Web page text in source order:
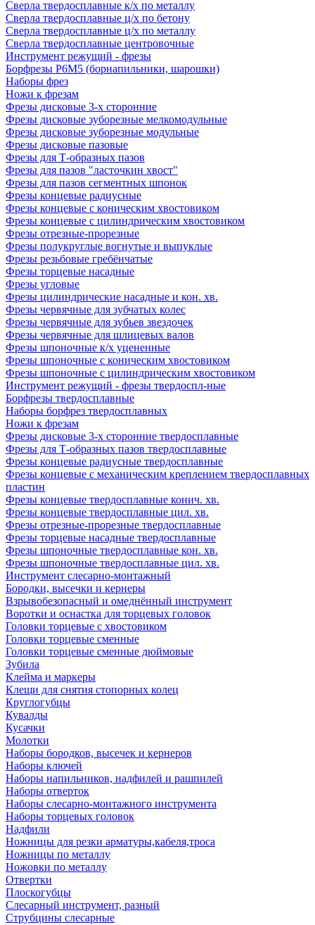
Сверла твердосплавные к/х по металлу
Сверла твердосплавные ц/х по бетону
Сверла твердосплавные ц/х по металлу
Сверла твердосплавные центровочные
Инструмент режущий - фрезы
Борфрезы Р6М5 (борнапильники, шарошки)
Наборы фрез
Ножи к фрезам
Фрезы дисковые 3-х сторонние
Фрезы дисковые зуборезные мелкомодульные
Фрезы дисковые зуборезные модульные
Фрезы дисковые пазовые
Фрезы для Т-образных пазов
Фрезы для пазов "ласточкин хвост"
Фрезы для пазов сегментных шпонок
Фрезы концевые радиусные
Фрезы концевые с коническим хвостовиком
Фрезы концевые с цилиндрическим хвостовиком
Фрезы отрезные-прорезные
Фрезы полукруглые вогнутые и выпуклые
Фрезы резьбовые гребёнчатые
Фрезы торцевые насадные
Фрезы угловые
Фрезы цилиндрические насадные и кон. хв.
Фрезы червячные для зубчатых колес
Фрезы червячные для зубьев звездочек
Фрезы червячные для шлицевых валов
Фрезы шпоночные к/х уцененные
Фрезы шпоночные с коническим хвостовиком
Фрезы шпоночные с цилиндрическим хвостовиком
Инструмент режущий - фрезы твердоспл-ные
Борфрезы твердосплавные
Наборы борфрез твердосплавных
Ножи к фрезам
Фрезы дисковые 3-х сторонние твердосплавные
Фрезы для Т-образных пазов твердосплавные
Фрезы концевые радиусные твердосплавные
Фрезы концевые с механическим креплением твердосплавных
пластин
Фрезы концевые твердосплавные конич. хв.
Фрезы концевые твердосплавные цил. хв.
Фрезы отрезные-прорезные твердосплавные
Фрезы торцевые насадные твердосплавные
Фрезы шпоночные твердосплавные кон. хв.
Фрезы шпоночные твердосплавные цил. хв.
Инструмент слесарно-монтажный
Бородки, высечки и кернеры
Взрывобезопасный и омеднённый инструмент
Воротки и оснаcтка для торцевых головок
Головки торцевые с хвостовиком
Головки торцевые сменные
Головки торцевые сменные дюймовые
Зубила
Клейма и маркеры
Клещи для снятия стопорных колец
Круглогубцы
Кувалды
Кусачки
Молотки
Наборы бородков, высечек и кернеров
Наборы ключей
Наборы напильников, надфилей и рашпилей
Наборы отверток
Наборы слесарно-монтажного инструмента
Наборы торцевых головок
Надфили
Ножницы для резки арматуры,кабеля,троса
Ножницы по металлу
Ножовки по металлу
Отвертки
Плоскогубцы
Слесарный инструмент, разный
Струбцины слесарные